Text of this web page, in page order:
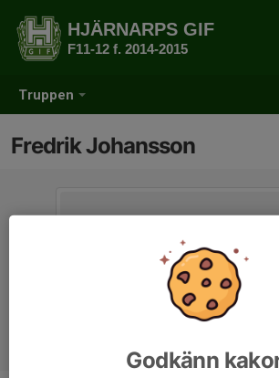
Truppen
HJÄRNARPS GIF
F11-12 f. 2014-2015
Fredrik Johansson
Godkänn